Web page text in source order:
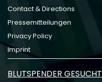
Contact & Directions
Pressemitteilungen
Privacy Policy
Imprint
BLUTSPENDER GESUCHT